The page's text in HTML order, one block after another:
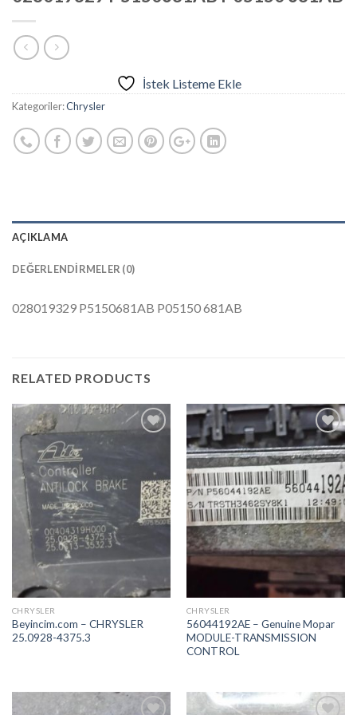
İstek Listeme Ekle
Kategoriler:Chrysler
AÇIKLAMA
DEĞERLENDIRMELER (0)
028019329 P5150681AB P05150 681AB
RELATED PRODUCTS
İstek
Listeme
Ekle
CHRYSLER
Beyincim.com – CHRYSLER
25.0928-4375.3
İstek
Listeme
Ekle
CHRYSLER
56044192AE – Genuine Mopar
MODULE-TRANSMISSION
CONTROL